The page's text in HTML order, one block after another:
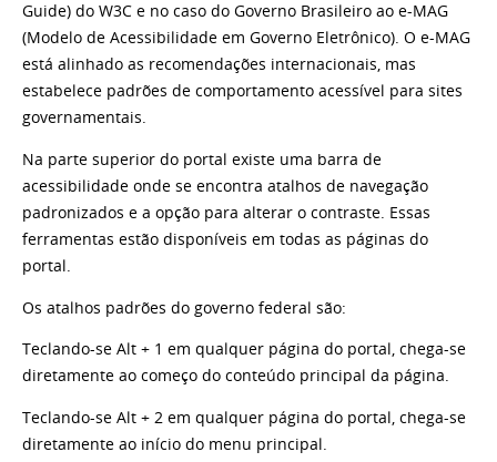
Guide) do W3C e no caso do Governo Brasileiro ao e-MAG
(Modelo de Acessibilidade em Governo Eletrônico). O e-MAG
está alinhado as recomendações internacionais, mas
estabelece padrões de comportamento acessível para sites
governamentais.
Na parte superior do portal existe uma barra de
acessibilidade onde se encontra atalhos de navegação
padronizados e a opção para alterar o contraste. Essas
ferramentas estão disponíveis em todas as páginas do
portal.
Os atalhos padrões do governo federal são:
Teclando-se Alt + 1 em qualquer página do portal, chega-se
diretamente ao começo do conteúdo principal da página.
Teclando-se Alt + 2 em qualquer página do portal, chega-se
diretamente ao início do menu principal.